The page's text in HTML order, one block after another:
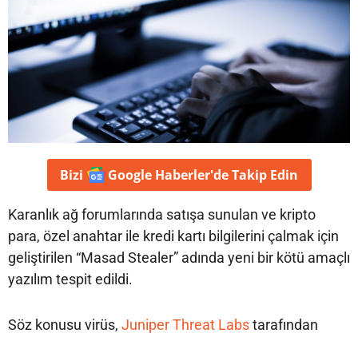
Bizi Google Haberler'deTakip Edin
Karanlık ağ forumlarında satışa sunulan ve kripto
para, özel anahtar ile kredi kartı bilgilerini çalmak için
geliştirilen “Masad Stealer” adında yeni bir kötü amaçlı
yazılım tespit edildi.
Söz konusu virüs, Juniper Threat Labstarafından